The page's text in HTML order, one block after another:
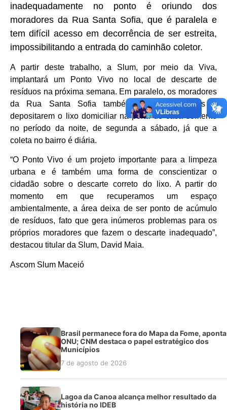
inadequadamente no ponto é oriundo dos
moradores da Rua Santa Sofia, que é paralela e
tem difícil acesso em decorrência de ser estreita,
impossibilitando a entrada do caminhão coletor.
A partir deste trabalho, a Slum, por meio da Viva,
implantará um Ponto Vivo no local de descarte de
resíduos na próxima semana. Em paralelo, os moradores
da Rua Santa Sofia também foram orientados a
depositarem o lixo domiciliar na porta de casa somente
no período da noite, de segunda a sábado, já que a
coleta no bairro é diária.
“O Ponto Vivo é um projeto importante para a limpeza
urbana e é também uma forma de conscientizar o
cidadão sobre o descarte correto do lixo. A partir do
momento em que recuperamos um espaço
ambientalmente, a área deixa de ser ponto de acúmulo
de resíduos, fato que gera inúmeros problemas para os
próprios moradores que fazem o descarte inadequado”,
destacou titular da Slum, David Maia.
Ascom Slum Maceió
Brasil permanece fora do Mapa da Fome, aponta
ONU; CNM destaca o papel estratégico dos
Municípios
7 de agosto de 2026
Lagoa da Canoa alcança melhor resultado da
história no IDEB